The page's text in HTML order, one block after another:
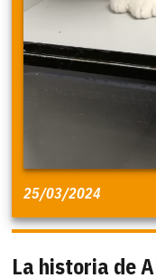
25/03/2024
La historia de